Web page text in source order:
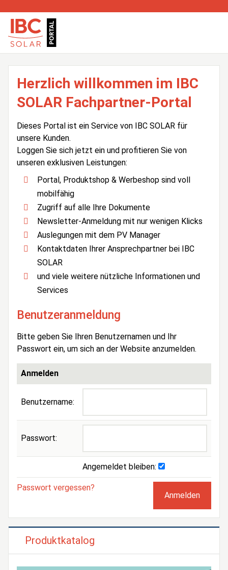
Herzlich willkommen im IBC
SOLAR Fachpartner-Portal
Dieses Portal ist ein Service von IBC SOLAR für
unsere Kunden.
Loggen Sie sich jetzt ein und profitieren Sie von
unseren exklusiven Leistungen:
Portal, Produktshop & Werbeshop sind voll
mobilfähig
Zugriff auf alle Ihre Dokumente
Newsletter-Anmeldung mit nur wenigen Klicks
Auslegungen mit dem PV Manager
Kontaktdaten Ihrer Ansprechpartner bei IBC
SOLAR
und viele weitere nützliche Informationen und
Services
Benutzeranmeldung
Bitte geben Sie Ihren Benutzernamen und Ihr
Passwort ein, um sich an der Website anzumelden.
Anmelden
Benutzername:
Passwort:
Angemeldet bleiben:
Passwort vergessen?
Produktkatalog